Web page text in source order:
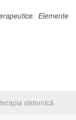
Elemente
sistemică